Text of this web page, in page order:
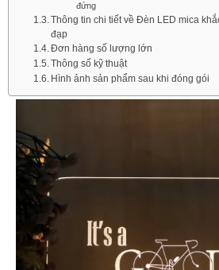
đứng
Thông tin chi tiết về Đèn LED mica
đạp
Đơn hàng số lượng lớn​
Thông số kỹ thuật
Hình ảnh sản phẩm sau khi đóng gói